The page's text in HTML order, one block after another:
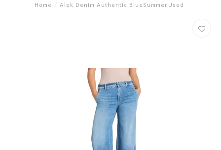
Home / Alek Denim Authentic BlueSummerUsed